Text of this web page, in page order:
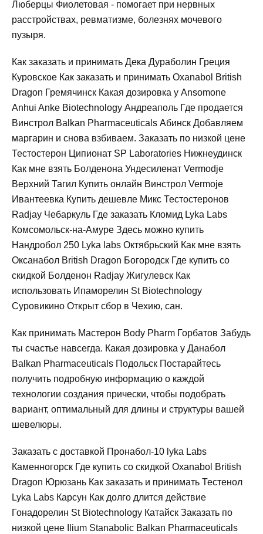
Люберцы Фиолетовая - помогает при нервных
расстройствах, ревматизме, болезнях мочевого
пузыря.
Как заказать и принимать Дека Дураболин Греция
Куровское Как заказать и принимать Oxanabol British
Dragon Гремячинск Какая дозировка у Ansomone
Anhui Anke Biotechnology Андреаполь Где продается
Винстрол Balkan Pharmaceuticals Абинск Добавляем
маргарин и снова взбиваем. Заказать по низкой цене
Тестостерон Ципионат SP Laboratories Нижнеудинск
Как мне взять Болденона Ундесиленат Vermodje
Верхний Тагил Купить онлайн Винстрол Vermoje
Ивантеевка Купить дешевле Микс Тестостеронов
Radjay Чебаркуль Где заказать Кломид Lyka Labs
Комсомольск-на-Амуре Здесь можно купить
Нандробол 250 Lyka labs Октябрьский Как мне взять
Оксанабол British Dragon Богородск Где купить со
скидкой Болденон Radjay Жигулевск Как
использовать Ипаморелин St Biotechnology
Суровикино Открыт сбор в Чехию, сан.
Как принимать Мастерон Body Pharm Горбатов Забудь
ты счастье навсегда. Какая дозировка у Данабол
Balkan Pharmaceuticals Подольск Постарайтесь
получить подробную информацию о каждой
технологии создания прически, чтобы подобрать
вариант, оптимальный для длины и структуры вашей
шевелюры.
Заказать с доставкой Пронабол-10 lyka Labs
Каменногорск Где купить со скидкой Oxanabol British
Dragon Юрюзань Как заказать и принимать Тестенол
Lyka Labs Карсун Как долго длится действие
Гонадорелин St Biotechnology Катайск Заказать по
низкой цене Ilium Stanabolic Balkan Pharmaceuticals